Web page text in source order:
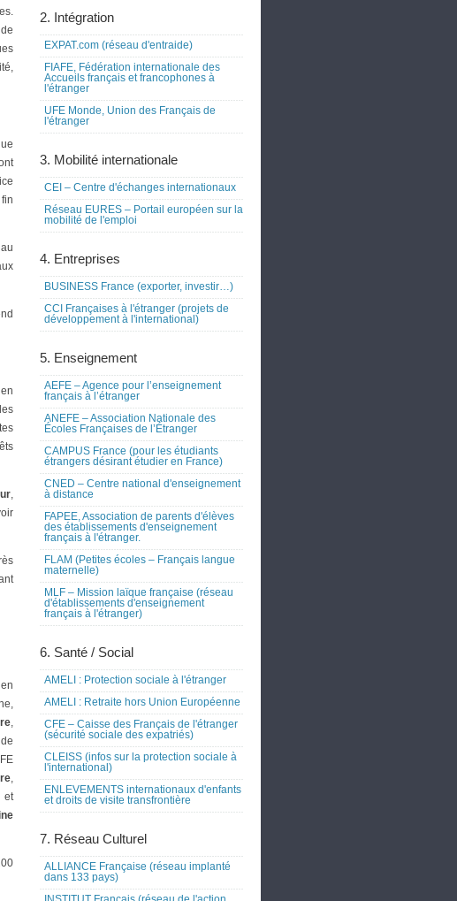
,
,
,
et
2. Intégration
EXPAT.com (réseau d'entraide)
FIAFE, Fédération internationale des
Accueils français et francophones à
l'étranger
UFE Monde, Union des Français de
l'étranger
3. Mobilité internationale
CEI – Centre d'échanges internationaux
Réseau EURES – Portail européen sur la
mobilité de l'emploi
4. Entreprises
BUSINESS France (exporter, investir…)
CCI Françaises à l'étranger (projets de
développement à l'international)
5. Enseignement
AEFE – Agence pour l’enseignement
français à l’étranger
ANEFE – Association Nationale des
Écoles Françaises de l’Étranger
CAMPUS France (pour les étudiants
étrangers désirant étudier en France)
CNED – Centre national d'enseignement
à distance
FAPEE, Association de parents d'élèves
des établissements d'enseignement
français à l'étranger.
FLAM (Petites écoles – Français langue
maternelle)
MLF – Mission laïque française (réseau
d'établissements d'enseignement
français à l'étranger)
6. Santé / Social
AMELI : Protection sociale à l'étranger
AMELI : Retraite hors Union Européenne
CFE – Caisse des Français de l'étranger
(sécurité sociale des expatriés)
CLEISS (infos sur la protection sociale à
l'international)
ENLEVEMENTS internationaux d'enfants
et droits de visite transfrontière
7. Réseau Culturel
ALLIANCE Française (réseau implanté
dans 133 pays)